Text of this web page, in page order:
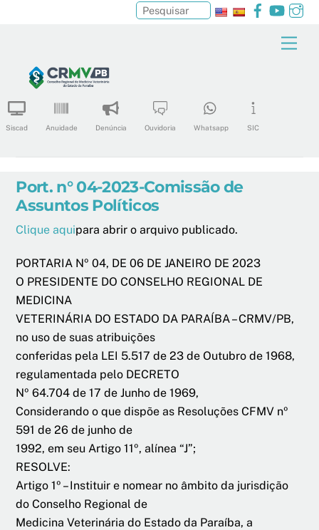
content
Facebook
Siscad Anuidade Denúncia Ouvidoria Whatsapp SIC
Pesquisar
Port. n° 04-2023-Comissão de
Assuntos Políticos
Clique aquipara abrir o arquivo publicado.
PORTARIA Nº 04, DE 06 DE JANEIRO DE 2023
O PRESIDENTE DO CONSELHO REGIONAL DE
MEDICINA
VETERINÁRIA DO ESTADO DA PARAÍBA – CRMV/PB,
no uso de suas atribuições
conferidas pela LEI 5.517 de 23 de Outubro de 1968,
regulamentada pelo DECRETO
Nº 64.704 de 17 de Junho de 1969,
Considerando o que dispõe as Resoluções CFMV nº
591 de 26 de junho de
1992, em seu Artigo 11º, alínea “J”;
RESOLVE:
Artigo 1º – Instituir e nomear no âmbito da jurisdição
do Conselho Regional de
Medicina Veterinária do Estado da Paraíba, a